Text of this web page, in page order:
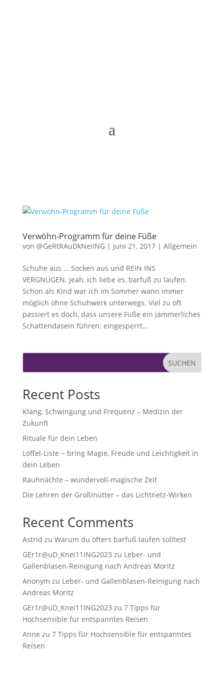
Verwöhn-Programm für deine Füße
von @GeRtRAuDkNeiING| Juni 21, 2017| Allgemein
Schuhe aus … Socken aus und REIN INS
VERGNÜGEN. Jeah, ich liebe es, barfuß zu laufen.
Schon als Kind war ich im Sommer wann immer
möglich ohne Schuhwerk unterwegs. Viel zu oft
passiert es doch, dass unsere Füße ein jämmerliches
Schattendasein führen: eingesperrt...
SUCHEN
Recent Posts
Klang, Schwingung und Frequenz – Medizin der
Zukunft
Rituale für dein Leben
Löffel-Liste ~ bring Magie, Freude und Leichtigkeit in
dein Leben
Rauhnächte – wundervoll-magische Zeit
Die Lehren der Großmütter – das Lichtnetz-Wirken
Recent Comments
Astrid zu Warum du öfters barfuß laufen solltest
GEr1r@uD_Knei11ING2023 zu Leber- und
Gallenblasen-Reinigung nach Andreas Moritz
Anonym zu Leber- und Gallenblasen-Reinigung nach
Andreas Moritz
GEr1r@uD_Knei11ING2023 zu 7 Tipps für
Hochsensible für entspanntes Reisen
Anne zu 7 Tipps für Hochsensible für entspanntes
Reisen